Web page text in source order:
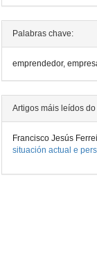
Detalles
do
artigo
Palabras chave:
emprendedor,
Artigos máis leídos
Francisco Jesús
situación actual e